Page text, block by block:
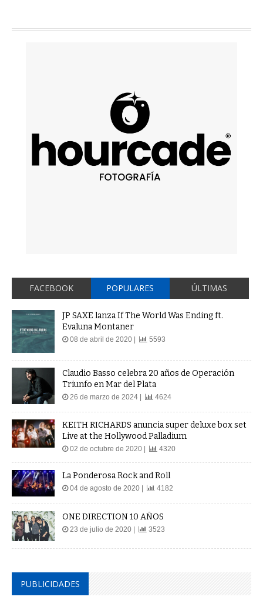
FACEBOOK POPULARES ÚLTIMAS
JP SAXE lanza If The World Was Ending ft.
Evaluna Montaner
08 de abril de 2020 | 5593
Claudio Basso celebra 20 años de Operación
Triunfo en Mar del Plata
26 de marzo de 2024 | 4624
KEITH RICHARDS anuncia super deluxe box set
Live at the Hollywood Palladium
02 de octubre de 2020 | 4320
La Ponderosa Rock and Roll
04 de agosto de 2020 | 4182
ONE DIRECTION 10 AÑOS
23 de julio de 2020 | 3523
PUBLICIDADES